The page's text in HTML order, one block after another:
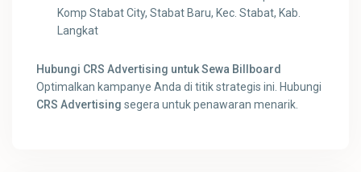
Komp Stabat City, Stabat Baru, Kec. Stabat, Kab.
Langkat
Hubungi CRS Advertising untuk Sewa Billboard
Optimalkan kampanye Anda di titik strategis ini. Hubungi
CRS Advertising segera untuk penawaran menarik.